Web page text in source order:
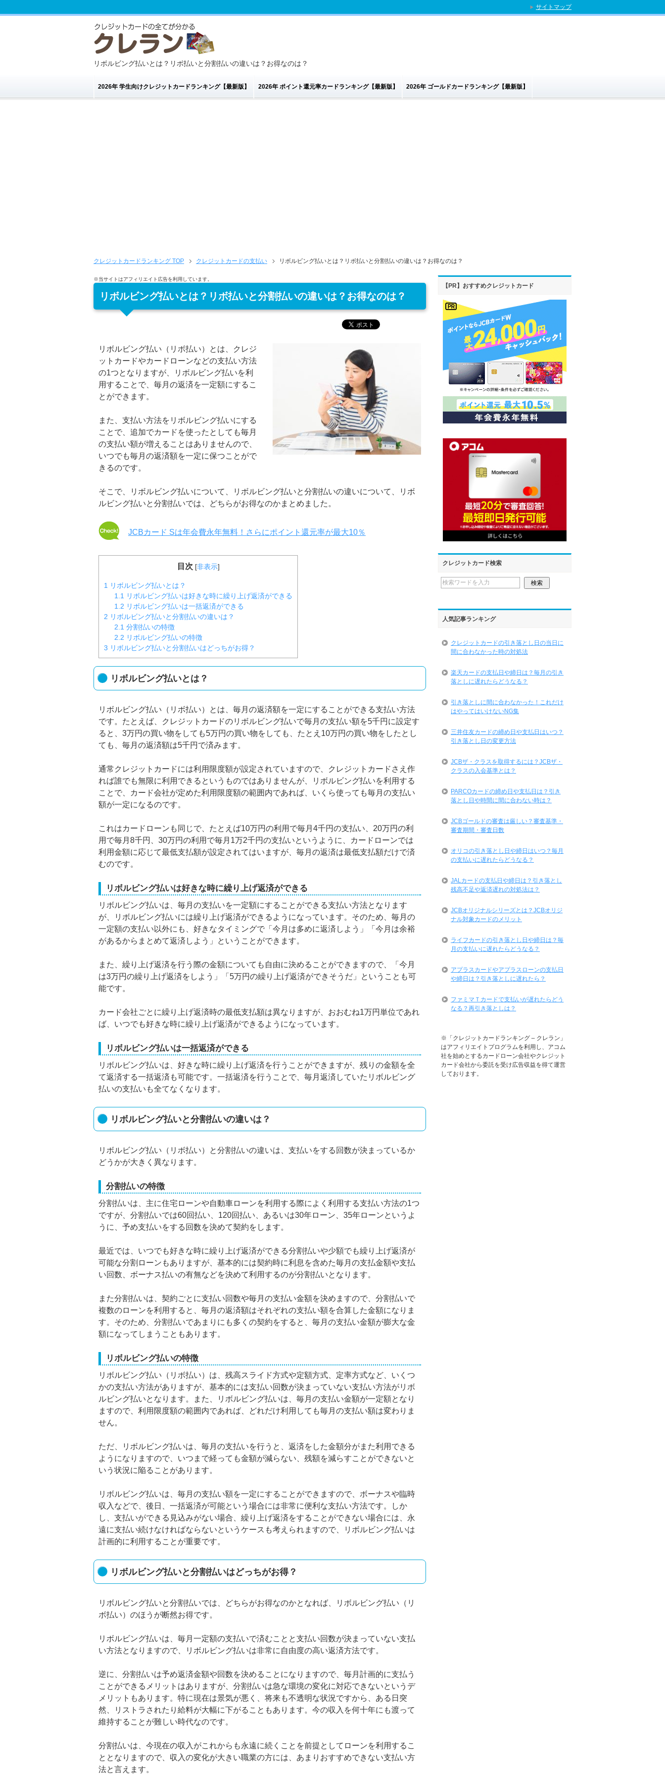
リボルビング払いとは？リボ払いと分割払いの違いは？お得なのは？
2026年 学生向けクレジットカードランキング【最新版】 2026年 ポイント還元率カードランキング【最新版】 2026年 ゴールドカードランキング【最新版】
クレジットカードランキング TOP クレジットカードの支払い リボルビング払いとは？リボ払いと分割払いの違いは？お得なのは？
※当サイトはアフィリエイト広告を利用しています。
リボルビング払いとは？リボ払いと分割払いの違いは？お得なのは？
リボルビング払い（リボ払い）とは、クレジ
ットカードやカードローンなどの支払い方法
の1つとなりますが、リボルビング払いを利
用することで、毎月の返済を一定額にするこ
とができます。
また、支払い方法をリボルビング払いにする
ことで、追加でカードを使ったとしても毎月
の支払い額が増えることはありませんので、
いつでも毎月の返済額を一定に保つことがで
きるのです。
そこで、リボルビング払いについて、リボルビング払いと分割払いの違いについて、リボ
ルビング払いと分割払いでは、どちらがお得なのかまとめました。
JCBカード Sは年会費永年無料！さらにポイント還元率が最大10％
目次 [非表示]
1
リボルビング払いとは？
1.1
リボルビング払いは好きな時に繰り上げ返済ができる
1.2 リボルビング払いは一括返済ができる
2 リボルビング払いと分割払いの違いは？
2.1 分割払いの特徴
2.2 リボルビング払いの特徴
3 リボルビング払いと分割払いはどっちがお得？
リボルビング払いとは？
リボルビング払い（リボ払い）とは、毎月の返済額を一定にすることができる支払い方法
です。たとえば、クレジットカードのリボルビング払いで毎月の支払い額を5千円に設定す
ると、3万円の買い物をしても5万円の買い物をしても、たとえ10万円の買い物をしたとし
ても、毎月の返済額は5千円で済みます。
通常クレジットカードには利用限度額が設定されていますので、クレジットカードさえ作
れば誰でも無限に利用できるというものではありませんが、リボルビング払いを利用する
ことで、カード会社が定めた利用限度額の範囲内であれば、いくら使っても毎月の支払い
額が一定になるのです。
これはカードローンも同じで、たとえば10万円の利用で毎月4千円の支払い、20万円の利
用で毎月8千円、30万円の利用で毎月1万2千円の支払いというように、カードローンでは
利用金額に応じて最低支払額が設定されてはいますが、毎月の返済は最低支払額だけで済
むのです。
リボルビング払いは好きな時に繰り上げ返済ができる
リボルビング払いは、毎月の支払いを一定額にすることができる支払い方法となります
が、リボルビング払いには繰り上げ返済ができるようになっています。そのため、毎月の
一定額の支払い以外にも、好きなタイミングで「今月は多めに返済しよう」「今月は余裕
があるからまとめて返済しよう」ということができます。
また、繰り上げ返済を行う際の金額についても自由に決めることができますので、「今月
は3万円の繰り上げ返済をしよう」「5万円の繰り上げ返済ができそうだ」ということも可
能です。
カード会社ごとに繰り上げ返済時の最低支払額は異なりますが、おおむね1万円単位であれ
ば、いつでも好きな時に繰り上げ返済ができるようになっています。
リボルビング払いは一括返済ができる
リボルビング払いは、好きな時に繰り上げ返済を行うことができますが、残りの金額を全
て返済する一括返済も可能です。一括返済を行うことで、毎月返済していたリボルビング
払いの支払いも全てなくなります。
リボルビング払いと分割払いの違いは？
リボルビング払い（リボ払い）と分割払いの違いは、支払いをする回数が決まっているか
どうかが大きく異なります。
分割払いの特徴
分割払いは、主に住宅ローンや自動車ローンを利用する際によく利用する支払い方法の1つ
ですが、分割払いでは60回払い、120回払い、あるいは30年ローン、35年ローンというよ
うに、予め支払いをする回数を決めて契約をします。
最近では、いつでも好きな時に繰り上げ返済ができる分割払いや少額でも繰り上げ返済が
可能な分割ローンもありますが、基本的には契約時に利息を含めた毎月の支払金額や支払
い回数、ボーナス払いの有無などを決めて利用するのが分割払いとなります。
また分割払いは、契約ごとに支払い回数や毎月の支払い金額を決めますので、分割払いで
複数のローンを利用すると、毎月の返済額はそれぞれの支払い額を合算した金額になりま
す。そのため、分割払いであまりにも多くの契約をすると、毎月の支払い金額が膨大な金
額になってしまうこともあります。
リボルビング払いの特徴
リボルビング払い（リボ払い）は、残高スライド方式や定額方式、定率方式など、いくつ
かの支払い方法がありますが、基本的には支払い回数が決まっていない支払い方法がリボ
ルビング払いとなります。また、リボルビング払いは、毎月の支払い金額が一定額となり
ますので、利用限度額の範囲内であれば、どれだけ利用しても毎月の支払い額は変わりま
せん。
ただ、リボルビング払いは、毎月の支払いを行うと、返済をした金額分がまた利用できる
ようになりますので、いつまで経っても金額が減らない、残額を減らすことができないと
いう状況に陥ることがあります。
リボルビング払いは、毎月の支払い額を一定にすることができますので、ボーナスや臨時
収入などで、後日、一括返済が可能という場合には非常に便利な支払い方法です。しか
し、支払いができる見込みがない場合、繰り上げ返済をすることができない場合には、永
遠に支払い続けなければならないというケースも考えられますので、リボルビング払いは
計画的に利用することが重要です。
リボルビング払いと分割払いはどっちがお得？
リボルビング払いと分割払いでは、どちらがお得なのかとなれば、リボルビング払い（リ
ボ払い）のほうが断然お得です。
リボルビング払いは、毎月一定額の支払いで済むことと支払い回数が決まっていない支払
い方法となりますので、リボルビング払いは非常に自由度の高い返済方法です。
逆に、分割払いは予め返済金額や回数を決めることになりますので、毎月計画的に支払う
ことができるメリットはありますが、分割払いは急な環境の変化に対応できないというデ
メリットもあります。特に現在は景気が悪く、将来も不透明な状況ですから、ある日突
然、リストラされたり給料が大幅に下がることもあります。今の収入を何十年にも渡って
維持することが難しい時代なのです。
分割払いは、今現在の収入がこれからも永遠に続くことを前提としてローンを利用するこ
ととなりますので、収入の変化が大きい職業の方には、あまりおすすめできない支払い方
法と言えます。
【PR】おすすめクレジットカード
クレジットカード検索
人気記事ランキング
クレジットカードの引き落とし日の当日に
間に合わなかった時の対処法
楽天カードの支払日や締日は？毎月の引き
落としに遅れたらどうなる？
引き落としに間に合わなかった！これだけ
はやってはいけないNG集
三井住友カードの締め日や支払日はいつ？
引き落とし日の変更方法
JCBザ・クラスを取得するには？JCBザ・
クラスの入会基準とは？
PARCOカードの締め日や支払日は？引き
落とし日や時間に間に合わない時は？
JCBゴールドの審査は厳しい？審査基準・
審査期間・審査日数
オリコの引き落とし日や締日はいつ？毎月
の支払いに遅れたらどうなる？
JALカードの支払日や締日は？引き落とし
残高不足や返済遅れの対処法は？
JCBオリジナルシリーズとは？JCBオリジ
ナル対象カードのメリット
ライフカードの引き落とし日や締日は？毎
月の支払いに遅れたらどうなる？
アプラスカードやアプラスローンの支払日
や締日は？引き落としに遅れたら？
ファミマＴカードで支払いが遅れたらどう
なる？再引き落としは？
※「クレジットカードランキング – クレラン」
はアフィリエイトプログラムを利用し、アコム
社を始めとするカードローン会社やクレジット
カード会社から委託を受け広告収益を得て運営
しております。
サイトマップ